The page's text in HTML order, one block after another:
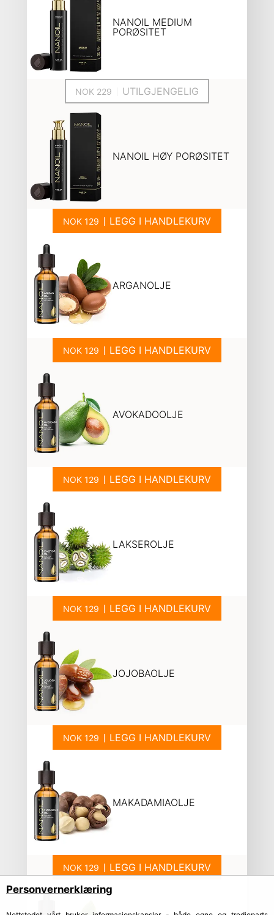
NANOIL MEDIUM
PORØSITET
UTILGJENGELIG
NANOIL HØY PORØSITET
LEGG I HANDLEKURV
ARGANOLJE
LEGG I HANDLEKURV
AVOKADOOLJE
LEGG I HANDLEKURV
LAKSEROLJE
LEGG I HANDLEKURV
JOJOBAOLJE
LEGG I HANDLEKURV
MAKADAMIAOLJE
LEGG I HANDLEKURV
Personvernerklæring